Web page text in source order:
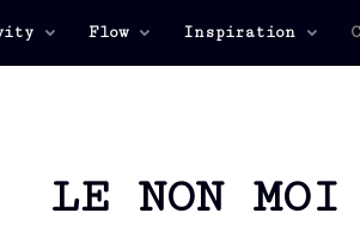
Flow Inspiration
LE NON MOI